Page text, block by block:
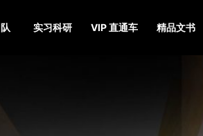
实习科研 VIP 直通车 精品文书